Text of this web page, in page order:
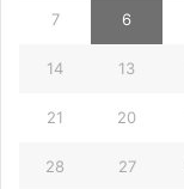
6
7
13
14
20
21
27
28